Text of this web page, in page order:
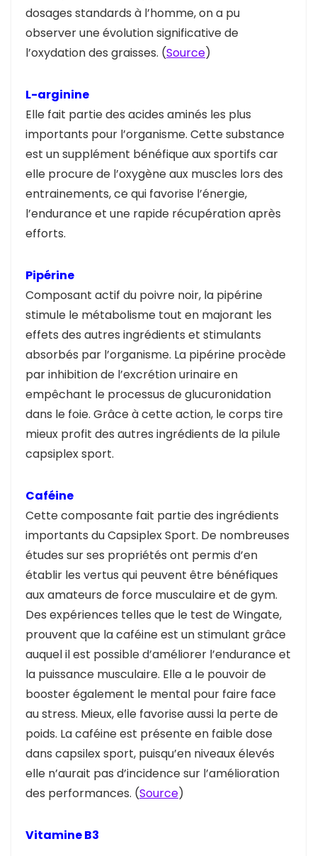
dosages standards à l’homme, on a pu
observer une évolution significative de
l’oxydation des graisses. (Source)
L-arginine
Elle fait partie des acides aminés les plus
importants pour l’organisme. Cette substance
est un supplément bénéfique aux sportifs car
elle procure de l’oxygène aux muscles lors des
entrainements, ce qui favorise l’énergie,
l’endurance et une rapide récupération après
efforts.
Pipérine
Composant actif du poivre noir, la pipérine
stimule le métabolisme tout en majorant les
effets des autres ingrédients et stimulants
absorbés par l’organisme. La pipérine procède
par inhibition de l’excrétion urinaire en
empêchant le processus de glucuronidation
dans le foie. Grâce à cette action, le corps tire
mieux profit des autres ingrédients de la pilule
capsiplex sport.
Caféine
Cette composante fait partie des ingrédients
importants du Capsiplex Sport. De nombreuses
études sur ses propriétés ont permis d’en
établir les vertus qui peuvent être bénéfiques
aux amateurs de force musculaire et de gym.
Des expériences telles que le test de Wingate,
prouvent que la caféine est un stimulant grâce
auquel il est possible d’améliorer l’endurance et
la puissance musculaire. Elle a le pouvoir de
booster également le mental pour faire face
au stress. Mieux, elle favorise aussi la perte de
poids. La caféine est présente en faible dose
dans capsilex sport, puisqu’en niveaux élevés
elle n’aurait pas d’incidence sur l’amélioration
des performances. (Source)
Vitamine B3